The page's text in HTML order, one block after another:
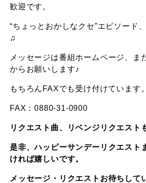
歓迎です。
“ちょっとおかしなクセ”エピソード
♫
メッセージは番組ホームページ、ま
からお願いします♪
もちろんFAXでも受け付けています。
FAX：0880-31-0900
リクエスト曲、リベンジリクエスト
是非、ハッピーサンデーリクエスト
ければ嬉しいです。
メッセージ・リクエストお待ちして